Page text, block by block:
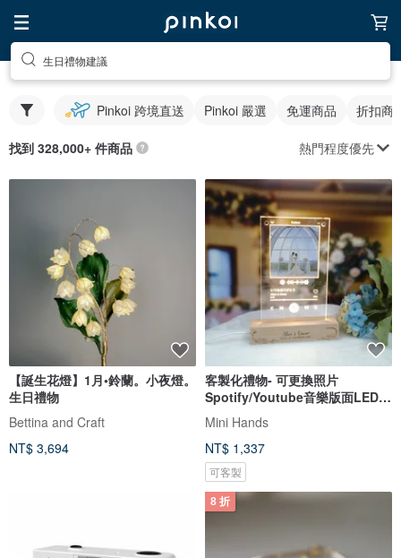
生日禮物建議
Pinkoi 跨境直送 Pinkoi 嚴選 免運商品 折扣商
找到 328,000+ 件商品 熱門程度優先
【誕生花燈】1月•鈴蘭。小夜燈。
生日禮物
Bettina and Craft
NT$ 3,694
客製化禮物- 可更換照片
Spotify/Youtube音樂版面LED
發光相架
Mini Hands
NT$ 1,337
可客製
8 折